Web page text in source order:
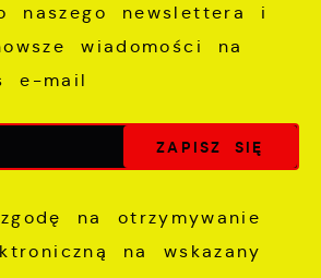
naszego newslettera i
wiadomości na
e-mail
na otrzymywanie
na wskazany